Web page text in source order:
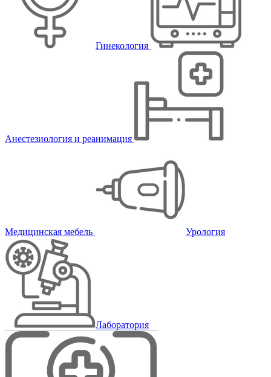
Гинекология
Анестезиология и реанимация
Медицинская мебель Урология
Лаборатория